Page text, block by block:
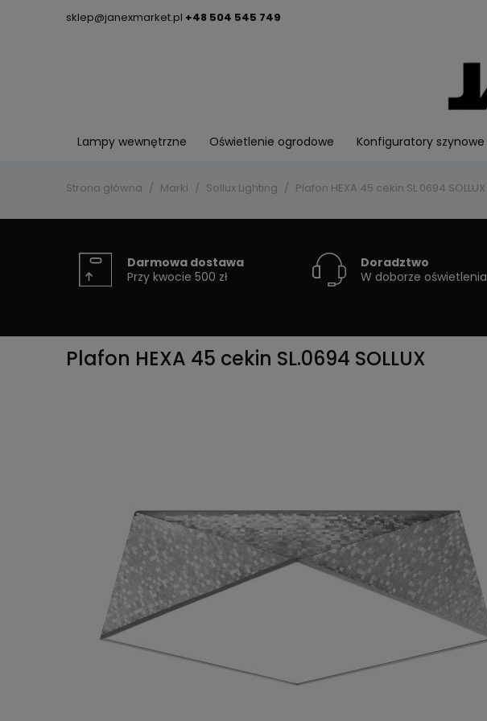
sklep@janexmarket.pl +48 504 545 749
Lampy wewnętrzne Oświetlenie ogrodowe Konfiguratory szynowe
Strona główna Marki Sollux Lighting Plafon HEXA 45 cekin SL.0694 SOLLUX
Darmowa dostawa
Przy kwocie 500 zł
Doradztwo
W doborze oświetlenia
Plafon HEXA 45 cekin SL.0694 SOLLUX